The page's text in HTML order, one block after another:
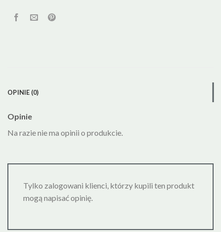
OPINIE (0)
Opinie
Na razie nie ma opinii o produkcie.
Tylko zalogowani klienci, którzy kupili ten produkt
mogą napisać opinię.